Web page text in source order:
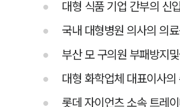
대형 식품 기업 간부의 신
국내 대형병원 의사의 의
부산 모 구의원 부패방지
대형 화학업체 대표이사
롯데 자이언츠 소속 트레